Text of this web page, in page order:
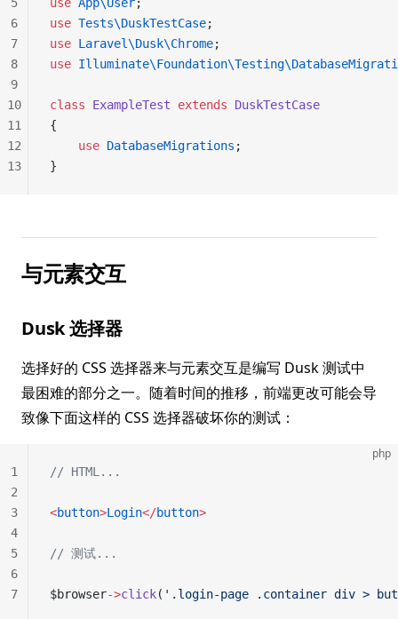
use Tests\DuskTestCase;
use Laravel\Dusk\Chrome;
use
class ExampleTest extends DuskTestCase
{
    use
DatabaseMigrations ;
}
6
7
8
9
10
11
12
13
与元素交互
Dusk 选择器
选择好的 CSS 选择器来与元素交互是编写 Dusk 测试中
最困难的部分之一。随着时间的推移，前端更改可能会导
致像下面这样的 CSS 选择器破坏你的测试：
php
// HTML...
<button>Login</button>
// 测试...
$browser->click( '.login-page .container div >
1
2
3
4
5
6
7